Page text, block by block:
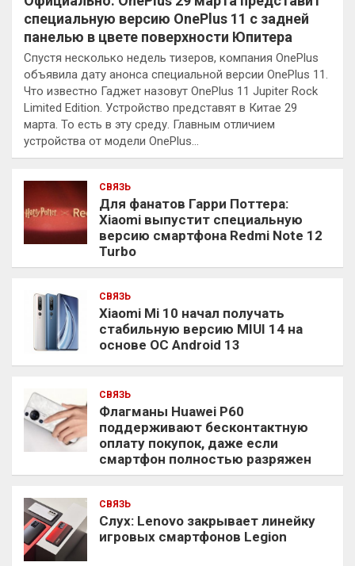
специальную версию OnePlus 11 с задней
панелью в цвете поверхности Юпитера
Спустя несколько недель тизеров, компания OnePlus
объявила дату анонса специальной версии OnePlus 11.
Что известно Гаджет назовут OnePlus 11 Jupiter Rock
Limited Edition. Устройство представят в Китае 29
марта. То есть в эту среду. Главным отличием
устройства от модели OnePlus…
СВЯЗЬ
Для фанатов Гарри Поттера:
Xiaomi выпустит специальную
версию смартфона Redmi Note 12
Turbo
СВЯЗЬ
Xiaomi Mi 10 начал получать
стабильную версию MIUI 14 на
основе ОС Android 13
СВЯЗЬ
Флагманы Huawei P60
поддерживают бесконтактную
оплату покупок, даже если
смартфон полностью разряжен
СВЯЗЬ
Слух: Lenovo закрывает линейку
игровых смартфонов Legion